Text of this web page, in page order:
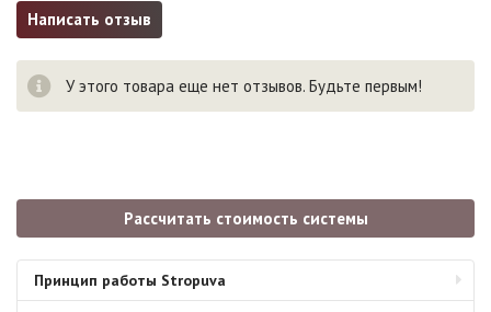
Написать отзыв
У этого товара еще нет отзывов. Будьте первым!
Рассчитать стоимость системы
Принцип работы Stropuva